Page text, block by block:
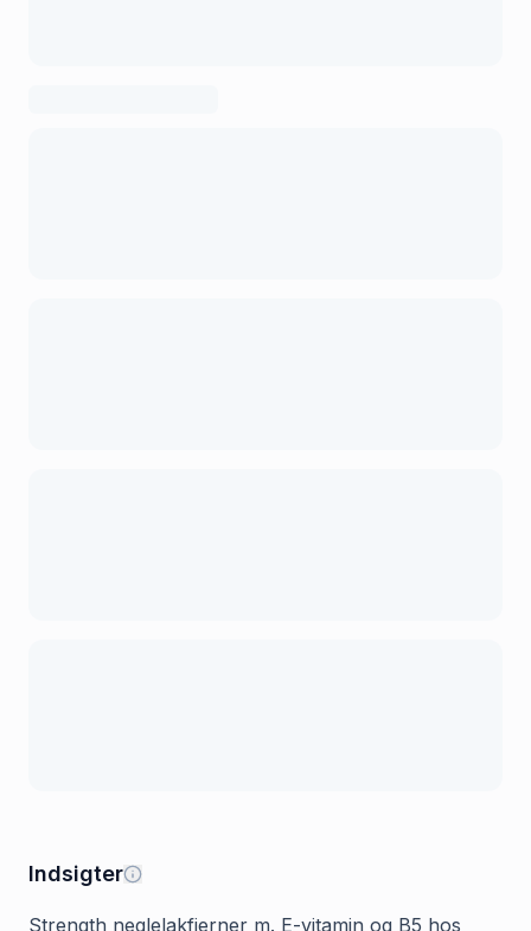
Indsigter
Strength neglelakfjerner m. E-vitamin og B5 hos